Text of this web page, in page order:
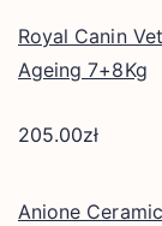
Royal Canin
Ageing 7+8Kg
205.00zł
Anione